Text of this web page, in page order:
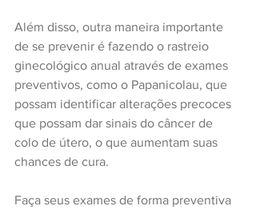
Além disso, outra maneira importante
de se prevenir é fazendo o rastreio
ginecológico anual através de exames
preventivos, como o Papanicolau, que
possam identificar alterações precoces
que possam dar sinais do câncer de
colo de útero, o que aumentam suas
chances de cura.
Faça seus exames de forma preventiva